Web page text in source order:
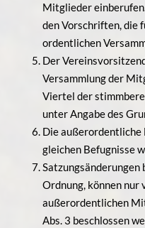
Mitglieder
den Vorschriften, die
ordentlichen
Der
Versammlung der
Viertel der
unter Angabe des
Die
gleichen Befugnisse
Satzungsänderungen
Ordnung, können nur
außerordentlichen
Abs. 3 beschlossen